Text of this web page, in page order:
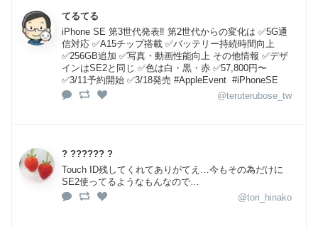
てるてる
iPhone SE 第3世代発表‼️ 第2世代からの変化は ✅5G通
信対応 ✅A15チップ搭載 ✅バッテリー持続時間向上
✅256GB追加 ✅写真・動画性能向上 その他情報 ✅デザ
インはSE2と同じ ✅色は白・黒・赤 ✅57,800円〜
✅3/11予約開始 ✅3/18発売 #AppleEvent #iPhoneSE
@teruterubose_tw
? ?????? ?
Touch ID残してくれてありがてえ…今もその為だけに
SE2使ってるようなもんなので…
@tori_hinako